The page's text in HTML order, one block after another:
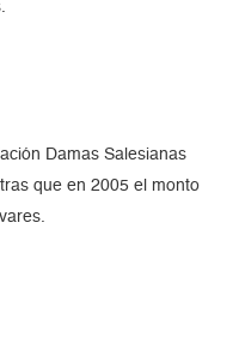
Damas Salesianas
que en 2005 el monto